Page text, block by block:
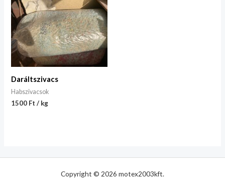
Daráltszivacs
Habszivacsok
1500 Ft / kg
Copyright © 2026 motex2003kft.